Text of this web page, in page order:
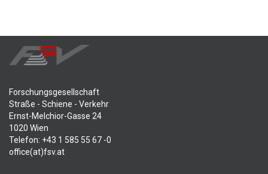
Forschungsgesellschaft
Straße - Schiene - Verkehr
Ernst-Melchior-Gasse 24
1020 Wien
Telefon: +43 1 585 55 67 -0
office(at)fsv.at